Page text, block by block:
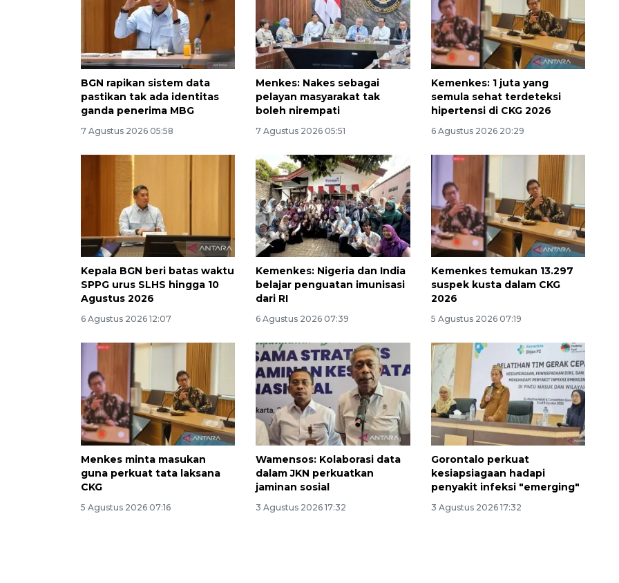
BGN rapikan sistem data
pastikan tak ada identitas
ganda penerima MBG
7 Agustus 2026 05:58
Menkes: Nakes sebagai
pelayan masyarakat tak
boleh nirempati
7 Agustus 2026 05:51
Kemenkes: 1 juta yang
semula sehat terdeteksi
hipertensi di CKG 2026
6 Agustus 2026 20:29
Kepala BGN beri batas waktu
SPPG urus SLHS hingga 10
Agustus 2026
6 Agustus 2026 12:07
Kemenkes: Nigeria dan India
belajar penguatan imunisasi
dari RI
6 Agustus 2026 07:39
Kemenkes temukan 13.297
suspek kusta dalam CKG
2026
5 Agustus 2026 07:19
Menkes minta masukan
guna perkuat tata laksana
CKG
5 Agustus 2026 07:16
Wamensos: Kolaborasi data
dalam JKN perkuatkan
jaminan sosial
3 Agustus 2026 17:32
Gorontalo perkuat
kesiapsiagaan hadapi
penyakit infeksi "emerging"
3 Agustus 2026 17:32
160 ribu sambungan baru
jaringan gas 2026
2026-08-07 18:00:00